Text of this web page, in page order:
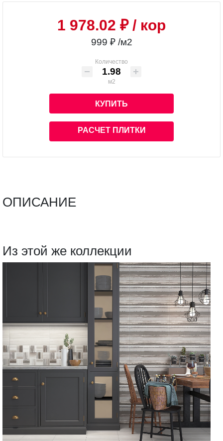
1 978.02 ₽/ кор
999 ₽ /м2
Количество
м2
КУПИТЬ
РАСЧЕТ ПЛИТКИ
ОПИСАНИЕ
Из этой же коллекции